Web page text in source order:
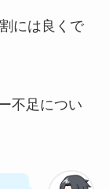
には良くで
不足につい